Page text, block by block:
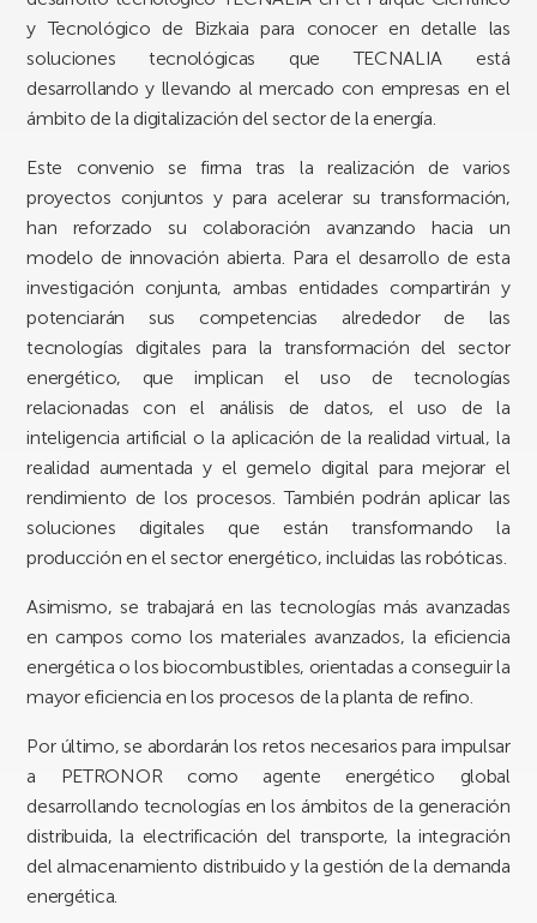
y Tecnológico de Bizkaia para conocer en detalle las
soluciones tecnológicas que TECNALIA está
desarrollando y llevando al mercado con empresas en el
ámbito de la digitalización del sector de la energía.
Este convenio se firma tras la realización de varios
proyectos conjuntos y para acelerar su transformación,
han reforzado su colaboración avanzando hacia un
modelo de innovación abierta. Para el desarrollo de esta
investigación conjunta, ambas entidades compartirán y
potenciarán sus competencias alrededor de las
tecnologías digitales para la transformación del sector
energético, que implican el uso de tecnologías
relacionadas con el análisis de datos, el uso de la
inteligencia artificial o la aplicación de la realidad virtual, la
realidad aumentada y el gemelo digital para mejorar el
rendimiento de los procesos. También podrán aplicar las
soluciones digitales que están transformando la
producción en el sector energético, incluidas las robóticas.
Asimismo, se trabajará en las tecnologías más avanzadas
en campos como los materiales avanzados, la eficiencia
energética o los biocombustibles, orientadas a conseguir la
mayor eficiencia en los procesos de la planta de refino.
Por último, se abordarán los retos necesarios para impulsar
a PETRONOR como agente energético global
desarrollando tecnologías en los ámbitos de la generación
distribuida, la electrificación del transporte, la integración
del almacenamiento distribuido y la gestión de la demanda
energética.